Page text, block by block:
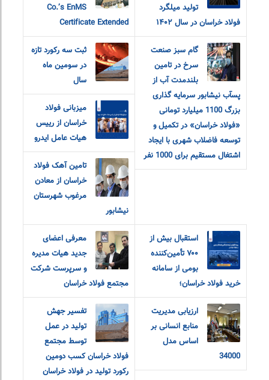
تولید میلگرد
فولاد خراسان در سال ۱۴۰۲
Co.’s EnMS
Certificate Extended
گام سبز صنعت
سرخ در تامین
بلندمدت آب از
پسآب نیشابور سرمایه گذاری
بزرگ 1100 میلیارد تومانی
«فولاد خراسان» در تکمیل و
توسعه فاضلاب شهری با ایجاد
اشتغال مستقیم برای 1000 نفر
ثبت سه رکورد تازه
در سومین ماه
سال
میزبانی فولاد
خراسان از رییس
هیات عامل ایدرو
تامین آهک فولاد
خراسان از معادن
مرغوب شهرستان
نیشابور
استقبال بیش از
۷۰۰ تأمین‌کننده
بومی از سامانه
خرید فولاد خراسان؛
معرفی اعضای
جدید هیات مدیره
و سرپرست شرکت
مجتمع فولاد خراسان
ارزیابی مدیریت
منابع انسانی بر
اساس مدل
34000
تفسیر جهش
تولید در عمل
توسط مجتمع
فولاد خراسان کسب دومین
رکورد تولید در فولاد خراسان